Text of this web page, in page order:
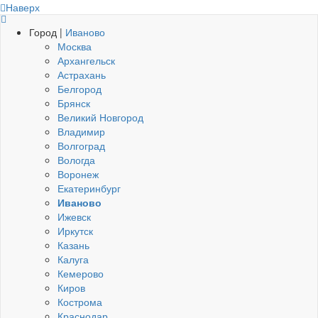
Наверх
Город | Иваново
Москва
Архангельск
Астрахань
Белгород
Брянск
Великий Новгород
Владимир
Волгоград
Вологда
Воронеж
Екатеринбург
Иваново
Ижевск
Иркутск
Казань
Калуга
Кемерово
Киров
Кострома